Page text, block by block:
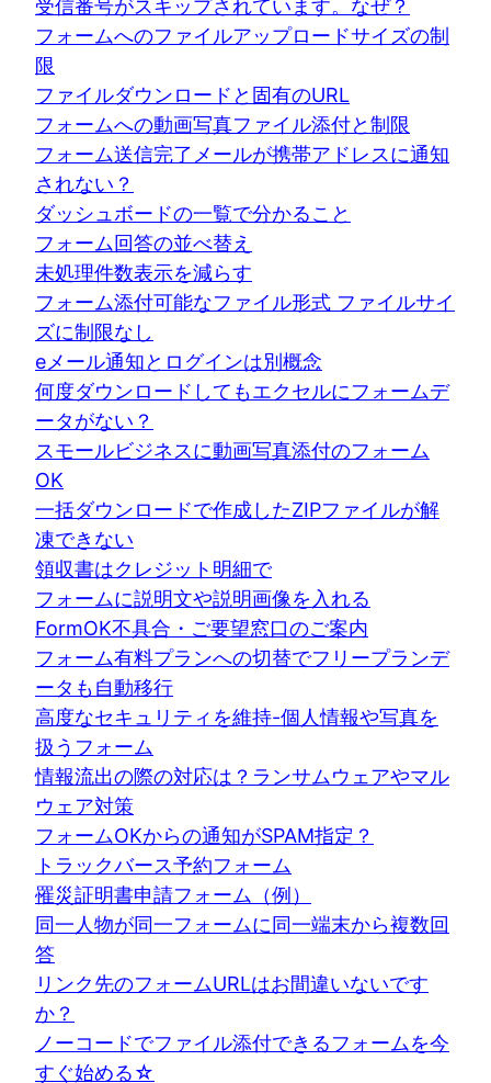
受信番号がスキップされています。なぜ？
フォームへのファイルアップロードサイズの制
限
ファイルダウンロードと固有のURL
フォームへの動画写真ファイル添付と制限
フォーム送信完了メールが携帯アドレスに通知
されない？
ダッシュボードの一覧で分かること
フォーム回答の並べ替え
未処理件数表示を減らす
フォーム添付可能なファイル形式 ファイルサイ
ズに制限なし
eメール通知とログインは別概念
何度ダウンロードしてもエクセルにフォームデ
ータがない？
スモールビジネスに動画写真添付のフォーム
OK
一括ダウンロードで作成したZIPファイルが解
凍できない
領収書はクレジット明細で
フォームに説明文や説明画像を入れる
FormOK不具合・ご要望窓口のご案内
フォーム有料プランへの切替でフリープランデ
ータも自動移行
高度なセキュリティを維持-個人情報や写真を
扱うフォーム
情報流出の際の対応は？ランサムウェアやマル
ウェア対策
フォームOKからの通知がSPAM指定？
トラックバース予約フォーム
罹災証明書申請フォーム（例）
同一人物が同一フォームに同一端末から複数回
答
リンク先のフォームURLはお間違いないです
か？
ノーコードでファイル添付できるフォームを今
すぐ始める☆